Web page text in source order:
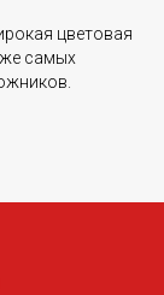
цветовая
самых